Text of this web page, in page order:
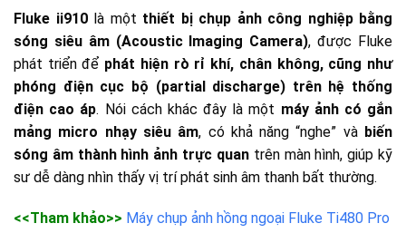
Fluke ii910là một thiết bị chụp ảnh công nghiệp bằng
sóng siêu âm (Acoustic Imaging Camera), được Fluke
phát triển để phát hiện rò rỉ khí, chân không, cũng như
phóng điện cục bộ (partial discharge) trên hệ thống
điện cao áp. Nói cách khác đây là một máy ảnh có gắn
mảng micro nhạy siêu âm, có khả năng “nghe” và biến
sóng âm thành hình ảnh trực quantrên màn hình, giúp kỹ
sư dễ dàng nhìn thấy vị trí phát sinh âm thanh bất thường.
<<Tham khảo>> Máy chụp ảnh hồng ngoại Fluke Ti480 Pro